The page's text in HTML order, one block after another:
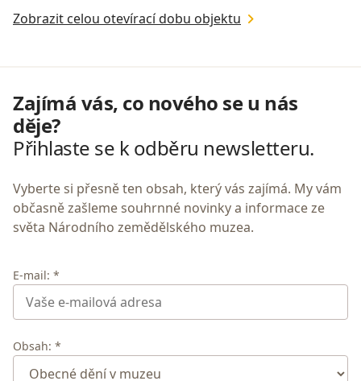
Zobrazit celou otevírací dobu objektu
Zajímá vás, co nového se u nás
děje?
Přihlaste se k odběru newsletteru.
Vyberte si přesně ten obsah, který vás zajímá. My vám
občasně zašleme souhrnné novinky a informace ze
světa Národního zemědělského muzea.
E-mail: *
Obsah: *